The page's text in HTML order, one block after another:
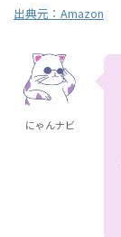
出典元： Amazon
にゃんナビ